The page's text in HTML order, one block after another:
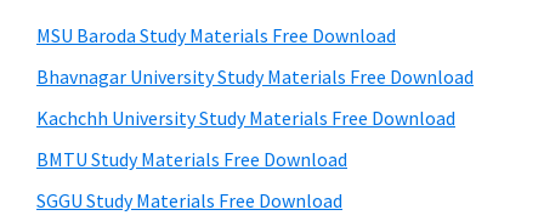
MSU Baroda Study Materials Free Download
Bhavnagar University Study Materials Free Download
Kachchh University Study Materials Free Download
BMTU Study Materials Free Download
SGGU Study Materials Free Download